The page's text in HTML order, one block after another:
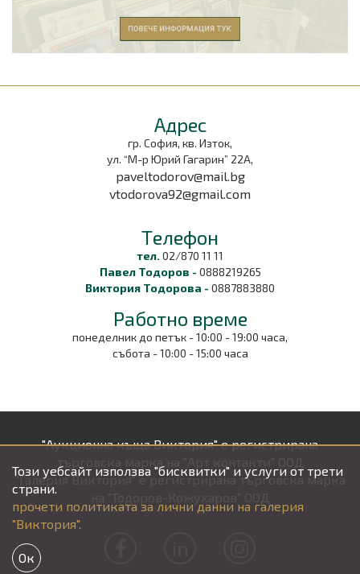
Aдрес
гр. София, кв. Изток,
ул. “М-р Юрий Гагарин” 22А,
paveltodorov@mail.bg
vtodorova92@gmail.com
Tелефон
тел. 02/870 11 11
Павел Тодоров - 0888219265
Виктория Тодорова - 0887883880
Работно време
понеделник до петък - 10:00 - 19:00 часа,
събота - 10:00 - 15:00 часа
"Аукционна къща Виктория" е регистрирана
"Галерия Виктория" е регистрирана търговска марка
Този уебсайт използва "бисквитки" и услуги от трети
страни.
прочети политиката за лични данни на галерия
"Виктория".
Ок